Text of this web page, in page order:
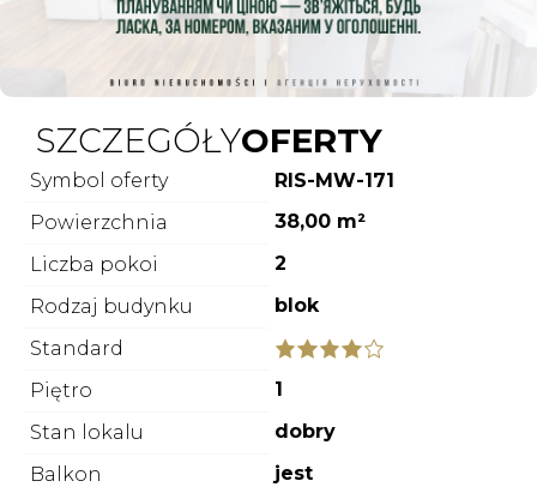
SZCZEGÓŁYOFERTY
Symbol oferty
RIS-MW-171
Powierzchnia
38,00 m²
Liczba pokoi
2
Rodzaj budynku
blok
Standard
Piętro
1
Stan lokalu
dobry
Balkon
jest